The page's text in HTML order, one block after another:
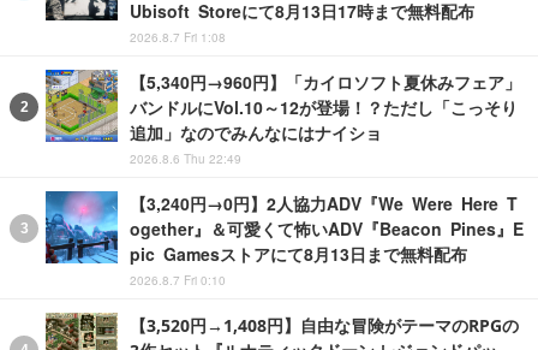
Ubisoft Storeにて8月13日17時まで無料配布
2026.8.7 Fri 1:08
【5,340円→960円】「カイロソフト夏休みフェア」
バンドルにVol.10～12が登場！？ただし「こっそり
追加」なのでみんなにはナイショ
2026.8.6 Thu 22:49
【3,240円→0円】2人協力ADV『We Were Here T
ogether』＆可愛くて怖いADV『Beacon Pines』E
pic Gamesストアにて8月13日まで無料配布
2026.8.7 Fri 0:10
【3,520円→1,408円】自由な冒険がテーマのRPGの